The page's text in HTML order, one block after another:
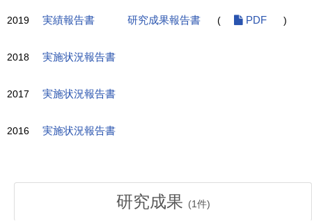
2019 実績報告書 研究成果報告書 ( PDF )
2018 実施状況報告書
2017 実施状況報告書
2016 実施状況報告書
研究成果 (1件)